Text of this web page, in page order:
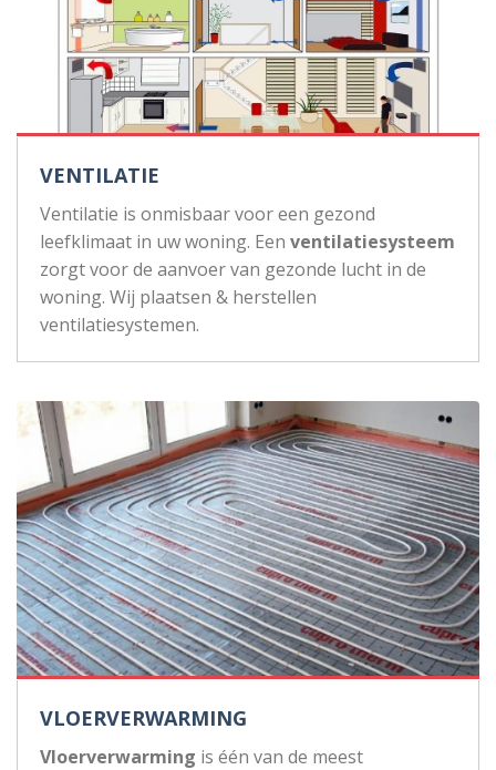
VENTILATIE
Ventilatie is onmisbaar voor een gezond
leefklimaat in uw woning. Een ventilatiesysteem
zorgt voor de aanvoer van gezonde lucht in de
woning. Wij plaatsen & herstellen
ventilatiesystemen.
VLOERVERWARMING
Vloerverwarming is één van de meest